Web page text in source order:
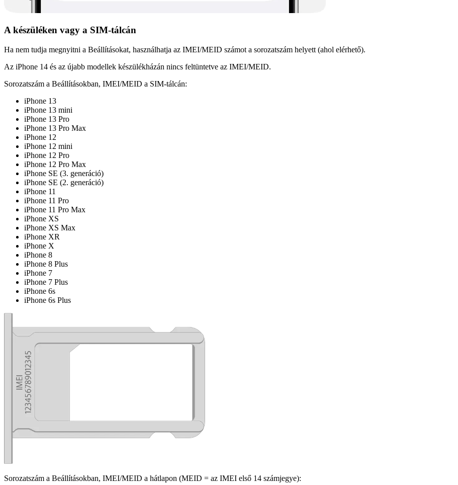
A készüléken vagy a SIM-tálcán
Ha nem tudja megnyitni a Beállításokat, használhatja az IMEI/MEID számot a sorozatszám helyett (ahol elérhető).
Az iPhone 14 és az újabb modellek készülékházán nincs feltüntetve az IMEI/MEID.
Sorozatszám a Beállításokban, IMEI/MEID a SIM-tálcán:
iPhone 13
iPhone 13 mini
iPhone 13 Pro
iPhone 13 Pro Max
iPhone 12
iPhone 12 mini
iPhone 12 Pro
iPhone 12 Pro Max
iPhone SE (3. generáció)
iPhone SE (2. generáció)
iPhone 11
iPhone 11 Pro
iPhone 11 Pro Max
iPhone XS
iPhone XS Max
iPhone XR
iPhone X
iPhone 8
iPhone 8 Plus
iPhone 7
iPhone 7 Plus
iPhone 6s
iPhone 6s Plus
Sorozatszám a Beállításokban, IMEI/MEID a hátlapon (MEID = az IMEI első 14 számjegye):